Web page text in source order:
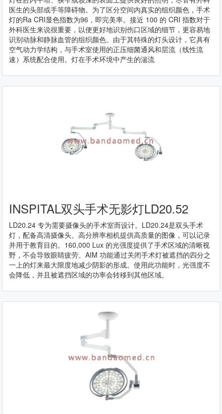
医生的头部或手等障碍物。为了区分空间内真实的组织颜色，手术
灯的Ra CRI显色指数为96，即完美率。接近 100 的 CRI 指数对于
外科医生来说很重要，以便更好地识别伤口区域的细节，更容易地
识别动脉和静脉血管的组织颜色。由于其特殊的灯头设计，它具有
空气动力学结构，与手术室使用的正压细菌通风和层流（线性流
速）系统配合使用。灯在手术环境中产生的湍流
INSPITAL双头手术无影灯LD20.52
LD20.24 专为需要摄像头的手术室而设计。LD20.24是双头手术
灯，配备高清摄像头。高分辨率相机提供高质量的图像，可以记录
并用于教育目的。160,000 Lux 的光强度提供了手术区域的清晰视
野，不会导致眼睛疲劳。AIM 功能通过关闭手术灯被遮挡的四分之
一上的灯来最大限度地减少阴影的形成。使用此功能时，光强度不
会降低，并且被遮挡区域的功率会转移到其他区域。